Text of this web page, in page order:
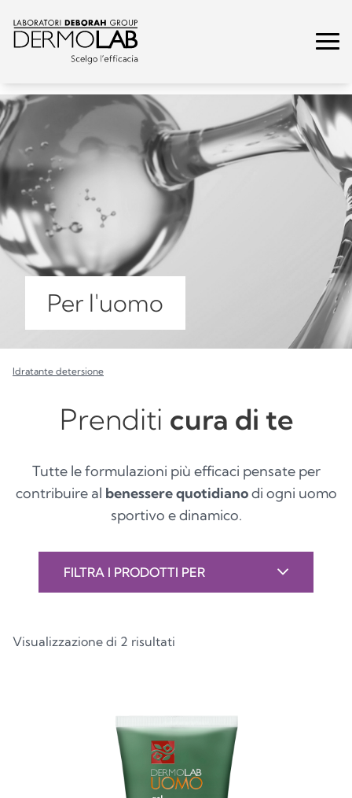
Per l'uomo
Idratante detersione
Prenditi cura di te
Tutte le formulazioni più efficaci pensate per
contribuire al benessere quotidianodi ogni uomo
sportivo e dinamico.
FILTRA I PRODOTTI PER
Visualizzazione di 2 risultati